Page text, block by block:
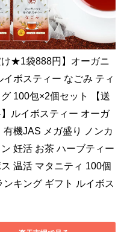
け★1袋888円】オーガニ
イボスティー なごみ ティ
100包×2個セット 【送
ルイボスティー オーガ
有機JAS メガ盛り ノンカ
妊活 お茶 ハーブティー
温活 マタニティ 100個
ンキング ギフト ルイボス